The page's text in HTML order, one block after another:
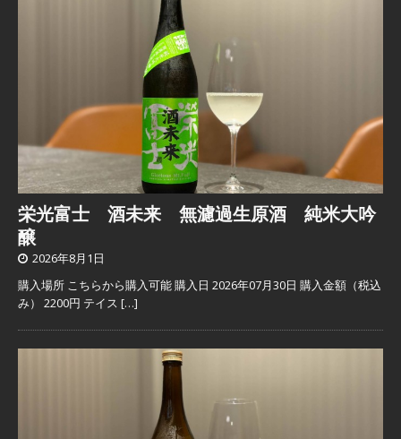
栄光富士 酒未来 無濾過生原酒 純米大吟
醸
2026年8月1日
購入場所 こちらから購入可能 購入日 2026年07月30日 購入金額（税込
み） 2200円 テイス […]